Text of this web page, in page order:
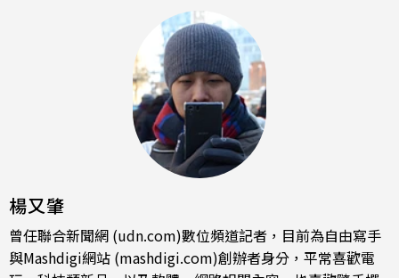
楊又肇
曾任聯合新聞網 (udn.com)數位頻道記者，目前為自由寫手
與Mashdigi網站 (mashdigi.com)創辦者身分，平常喜歡電